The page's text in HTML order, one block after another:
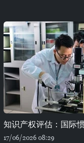
知识产权评估：国际
17/06/2026 08:29